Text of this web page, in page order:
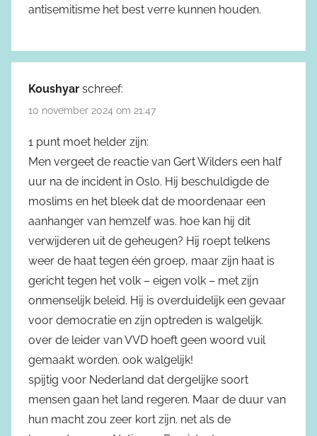
antisemitisme het best verre kunnen houden.
Koushyar schreef:
10 november 2024 om 21:47
1 punt moet helder zijn:
Men vergeet de reactie van Gert Wilders een half
uur na de incident in Oslo. Hij beschuldigde de
moslims en het bleek dat de moordenaar een
aanhanger van hemzelf was. hoe kan hij dit
verwijderen uit de geheugen? Hij roept telkens
weer de haat tegen één groep, maar zijn haat is
gericht tegen het volk – eigen volk – met zijn
onmenselijk beleid. Hij is overduidelijk een gevaar
voor democratie en zijn optreden is walgelijk.
over de leider van VVD hoeft geen woord vuil
gemaakt worden. ook walgelijk!
spijtig voor Nederland dat dergelijke soort
mensen gaan het land regeren. Maar de duur van
hun macht zou zeer kort zijn. net als de